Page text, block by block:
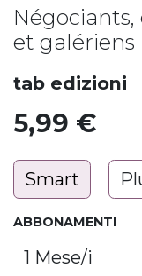
et galériens
tab edizioni
5,99 €
Smart
ABBONAMENTI